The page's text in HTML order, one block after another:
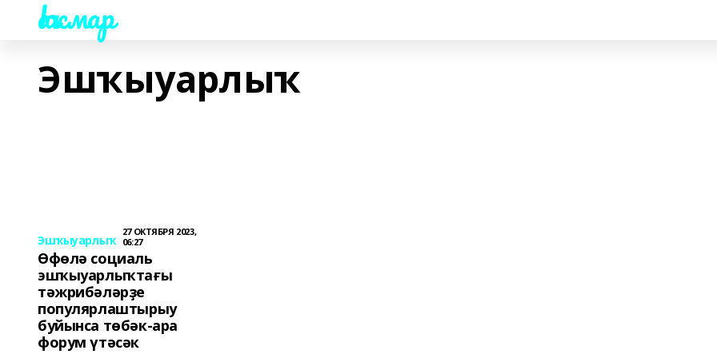
Һаҡмар
Эшҡыуарлыҡ
Эшҡыуарлыҡ
27 ОКТЯБРЯ 2023,
06:27
Өфөлә социаль
эшҡыуарлыҡтағы
тәжрибәләрҙе
популярлаштырыу
буйынса төбәк-ара
форум үтәсәк